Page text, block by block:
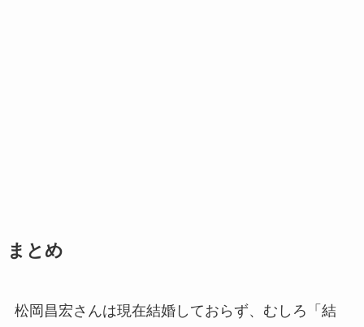
まとめ
松岡昌宏さんは現在結婚しておらず、むしろ「結